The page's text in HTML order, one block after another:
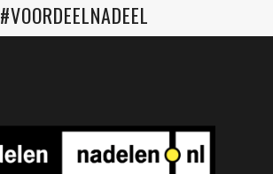
#VOORDEELNADEEL